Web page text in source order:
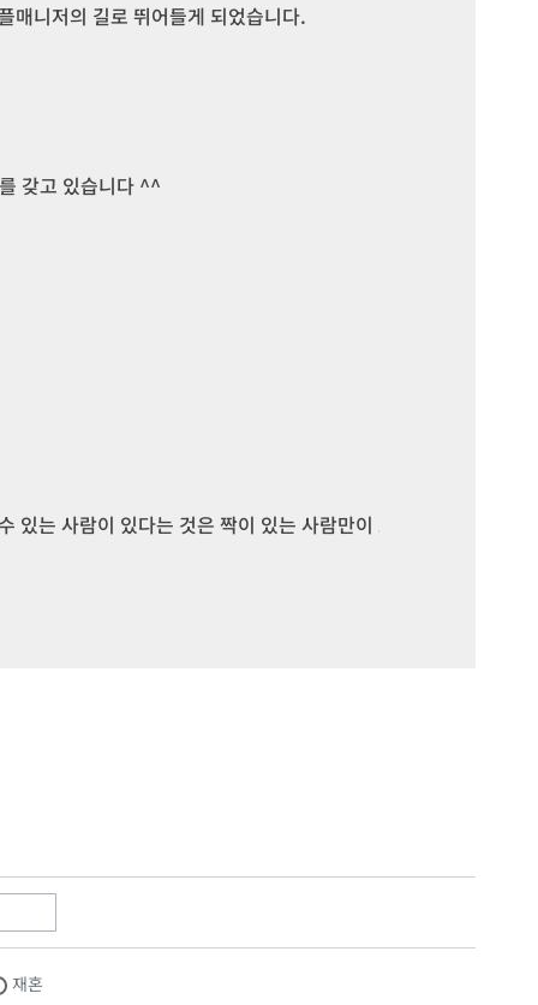
매니저의 길로 뛰어들게 되었습니다.
갖고 있습니다 ^^
는 사람이 있다는 것은 짝이 있는 사람만이 느낄 수 있어요.
재혼